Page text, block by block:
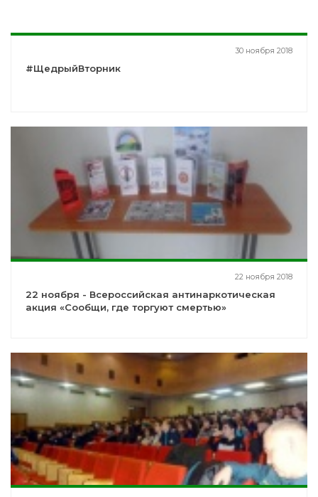
30 ноября 2018
#ЩедрыйВторник
22 ноября 2018
22 ноября - Всероссийская антинаркотическая
акция «Сообщи, где торгуют смертью»